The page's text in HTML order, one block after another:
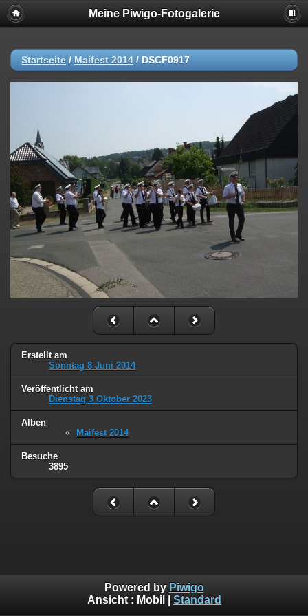
Meine Piwigo-Fotogalerie
Startseite / Maifest 2014 / DSCF0917
Erstellt am
Sonntag 8 Juni 2014
Veröffentlicht am
Dienstag 3 Oktober 2023
Alben
Maifest 2014
Besuche
3895
Powered by Piwigo
Ansicht : Mobil Standard